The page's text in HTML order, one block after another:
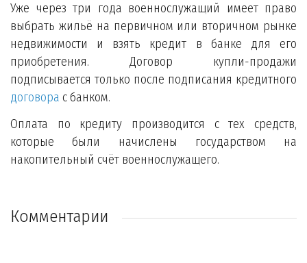
Уже через три года военнослужащий имеет право
выбрать жильё на первичном или вторичном рынке
недвижимости и взять кредит в банке для его
приобретения. Договор купли-продажи
подписывается только после подписания кредитного
договора с банком.
Оплата по кредиту производится с тех средств,
которые были начислены государством на
накопительный счёт военнослужащего.
Комментарии